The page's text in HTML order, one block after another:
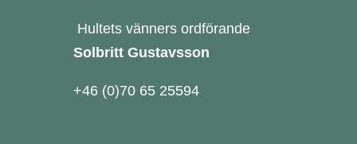
Hultets vänners ordförande
Solbritt Gustavsson
+46 (0)70 65 25594